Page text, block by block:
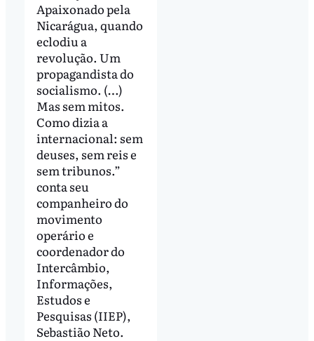
Apaixonado pela
Nicarágua, quando
eclodiu a
revolução. Um
propagandista do
socialismo. (…)
Mas sem mitos.
Como dizia a
internacional: sem
deuses, sem reis e
sem tribunos.”
conta seu
companheiro do
movimento
operário e
coordenador do
Intercâmbio,
Informações,
Estudos e
Pesquisas (IIEP),
Sebastião Neto.